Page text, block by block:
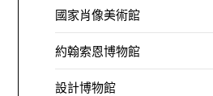
國家肖像美術館
約翰索恩博物館
設計博物館